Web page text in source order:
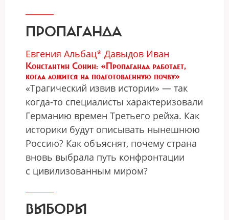
ПРОПАГАНДА
Евгения Альбац* Давыдов Иван
Константин Сонин: «Пропаганда работает,
когда ложится на подготовленную почву»
«Трагический извив истории» — так
когда-то специалисты характеризовали
Германию времен Третьего рейха. Как
историки будут описывать нынешнюю
Россию? Как объяснят, почему страна
вновь выбрала путь конфронтации
с цивилизованным миром?
ВЫБОРЫ